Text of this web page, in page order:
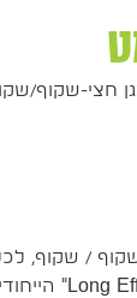
חצי-שקוף/
/ שקוף,